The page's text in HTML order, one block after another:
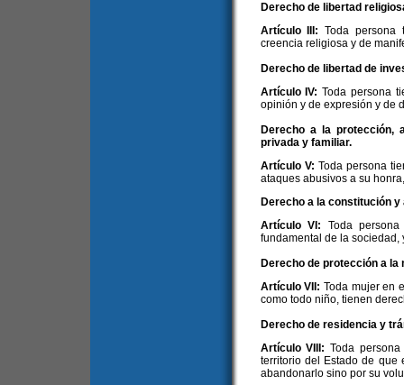
Derecho de libertad
Artículo III:Toda persona
creencia religiosa y de
Derecho de libertad de
Artículo IV:Toda persona
opinión y de expresión y de
Derecho a la protección,
privada y familiar.
Artículo V: Toda persona
ataques abusivos a su
Derecho a la constitución
Artículo VI: Toda
fundamental de la sociedad,
Derecho de protección a la
Artículo VII: Toda mujer en
como todo niño, tienen
Derecho de residencia y
Artículo VIII:Toda
territorio del Estado de que
abandonarlo sino por su